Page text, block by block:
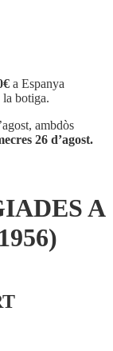
a Espanya
botiga.
ambdòs
26 d’agost.
A